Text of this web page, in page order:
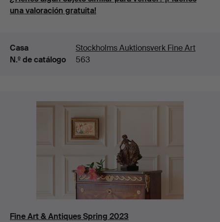
una valoración gratuita!
Detalles
Casa
Stockholms Auktionsverk Fine Art
N.º de catálogo
563
Fine Art & Antiques Spring 2023